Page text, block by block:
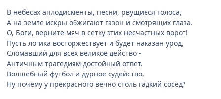
В небесах аплодисменты, песни, рвущиеся голоса,
А на земле искры обжигают газон и смотрящих глаза.
О, Боги, верните мяч в сетку этих несчастных ворот!
Пусть логика восторжествует и будет наказан урод,
Сломавший для всех великое действо -
Античным трагедиям достойный ответ.
Волшебный футбол и дурное судейство,
Ну почему у прекрасного вечно столь гадкий сосед?